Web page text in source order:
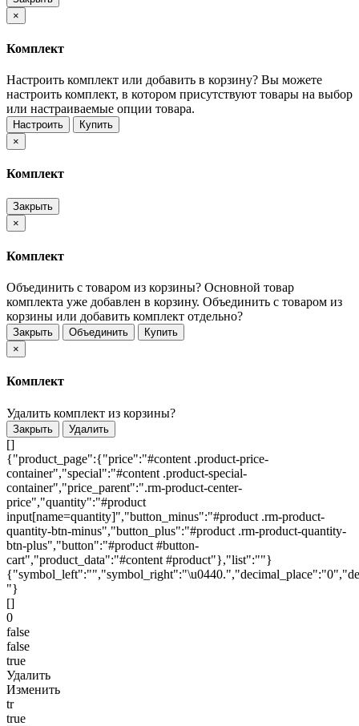
×
Комплект
Настроить комплект или добавить в корзину? Вы можете
настроить комплект, в котором присутствуют товары на выбор
или настраиваемые опции товара.
Настроить
Купить
×
Комплект
Закрыть
×
Комплект
Объединить с товаром из корзины? Основной товар
комплекта уже добавлен в корзину. Объединить с товаром из
корзины или добавить комплект отдельно?
Закрыть Объединить
Купить
×
Комплект
Удалить комплект из корзины?
Закрыть Удалить
[]
{"product_page":{"price":"#content .product-price-
container","special":"#content .product-special-
container","price_parent":".rm-product-center-
price","quantity":"#product
input[name=quantity]","button_minus":"#product .rm-product-
quantity-btn-minus","button_plus":"#product .rm-product-quantity-
btn-plus","button":"#product #button-
cart","product_data":"#content #product"},"list":""}
"}
[]
0
false
false
true
Удалить
Изменить
tr
true